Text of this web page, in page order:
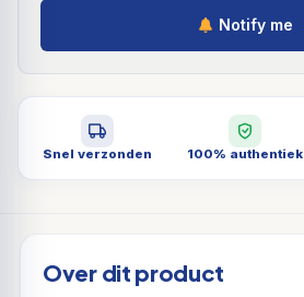
Notify me
Snel verzonden 100% authentiek
Over dit product